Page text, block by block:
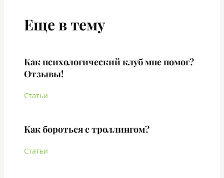
Еще в тему
Как психологический клуб мне помог?
Отзывы!
Статьи
Как бороться с троллингом?
Статьи